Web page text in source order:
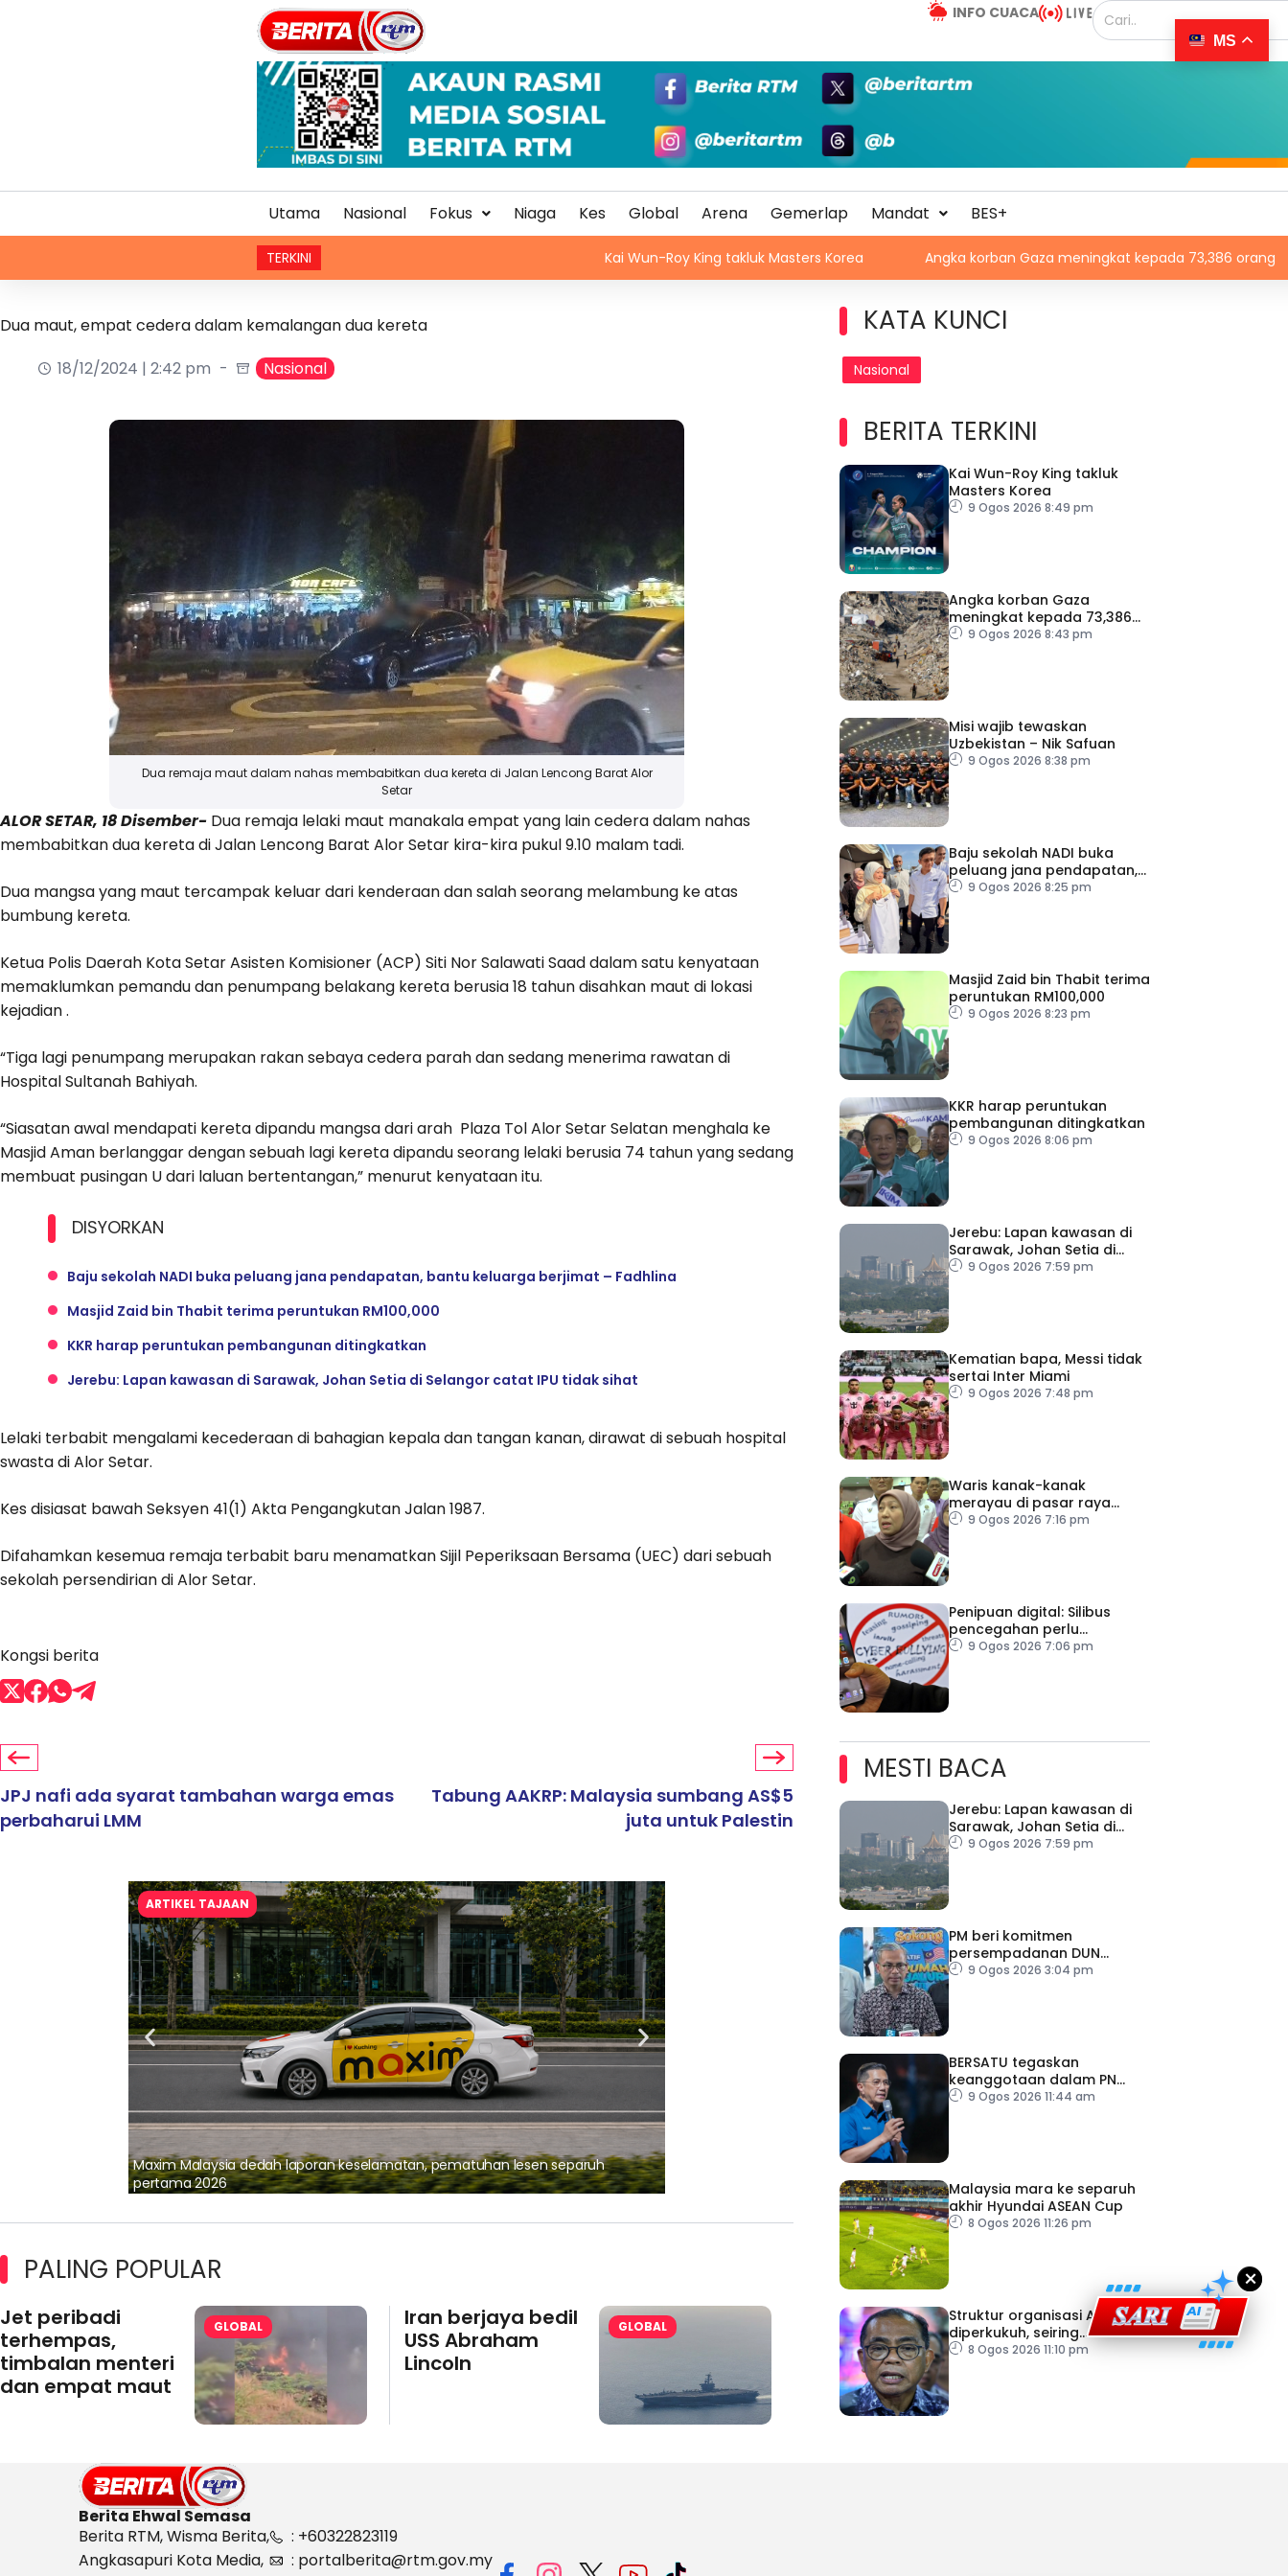
INFO CUACA
Utama Nasional Fokus Niaga Kes Global Arena Gemerlap Mandat BES+
TERKINI Kai Wun-Roy King takluk Masters Korea Angka korban Gaza meningkat kepada 73,386 orang Misi
Dua maut, empat cedera dalam kemalangan dua kereta
18/12/2024 | 2:42 pm
Nasional
Dua remaja maut dalam nahas membabitkan dua kereta di Jalan Lencong Barat Alor
Setar
ALOR SETAR, 18 Disember- Dua remaja lelaki maut manakala empat yang lain cedera dalam nahas
membabitkan dua kereta di Jalan Lencong Barat Alor Setar kira-kira pukul 9.10 malam tadi.
Dua mangsa yang maut tercampak keluar dari kenderaan dan salah seorang melambung ke atas
bumbung kereta.
Ketua Polis Daerah Kota Setar Asisten Komisioner (ACP) Siti Nor Salawati Saad dalam satu kenyataan
memaklumkan pemandu dan penumpang belakang kereta berusia 18 tahun disahkan maut di lokasi
kejadian .
“Tiga lagi penumpang merupakan rakan sebaya cedera parah dan sedang menerima rawatan di
Hospital Sultanah Bahiyah.
“Siasatan awal mendapati kereta dipandu mangsa dari arah Plaza Tol Alor Setar Selatan menghala ke
Masjid Aman berlanggar dengan sebuah lagi kereta dipandu seorang lelaki berusia 74 tahun yang sedang
membuat pusingan U dari laluan bertentangan,” menurut kenyataan itu.
DISYORKAN
Baju sekolah NADI buka peluang jana pendapatan, bantu keluarga berjimat – Fadhlina
Masjid Zaid bin Thabit terima peruntukan RM100,000
KKR harap peruntukan pembangunan ditingkatkan
Jerebu: Lapan kawasan di Sarawak, Johan Setia di Selangor catat IPU tidak sihat
Lelaki terbabit mengalami kecederaan di bahagian kepala dan tangan kanan, dirawat di sebuah hospital
swasta di Alor Setar.
Kes disiasat bawah Seksyen 41(1) Akta Pengangkutan Jalan 1987.
Difahamkan kesemua remaja terbabit baru menamatkan Sijil Peperiksaan Bersama (UEC) dari sebuah
sekolah persendirian di Alor Setar.
Kongsi berita
JPJ nafi ada syarat tambahan warga emas
perbaharui LMM
Tabung AAKRP: Malaysia sumbang AS$5
juta untuk Palestin
ARTIKEL TAJAAN
Maxim Malaysia dedah laporan keselamatan, pematuhan lesen separuh
pertama 2026
Ajinomoto (Malaysia) Berhad Perkasa SCORE Marathon 2026 Melalui Kerjasama
aminoVITAL® Bersama Pempengaruh Larian Antarabangsa
PALING POPULAR
Jet peribadi
terhempas,
timbalan menteri
dan empat maut
GLOBAL
Iran berjaya bedil
USS Abraham
Lincoln
GLOBAL
KATA KUNCI
Nasional
BERITA TERKINI
Kai Wun-Roy King takluk
Masters Korea
9 Ogos 2026 8:49 pm
Angka korban Gaza
meningkat kepada 73,386
orang
9 Ogos 2026 8:43 pm
Misi wajib tewaskan
Uzbekistan – Nik Safuan
9 Ogos 2026 8:38 pm
Baju sekolah NADI buka
peluang jana pendapatan,
bantu keluarga berjimat –
9 Ogos 2026 8:25 pm
Masjid Zaid bin Thabit terima
peruntukan RM100,000
9 Ogos 2026 8:23 pm
KKR harap peruntukan
pembangunan ditingkatkan
9 Ogos 2026 8:06 pm
Jerebu: Lapan kawasan di
Sarawak, Johan Setia di
Selangor catat IPU tidak
9 Ogos 2026 7:59 pm
Kematian bapa, Messi tidak
sertai Inter Miami
9 Ogos 2026 7:48 pm
Waris kanak-kanak
merayau di pasar raya
Terengganu diminta tampil
9 Ogos 2026 7:16 pm
Penipuan digital: Silibus
pencegahan perlu
diperkenalkan – PPIM
9 Ogos 2026 7:06 pm
MESTI BACA
Jerebu: Lapan kawasan di
Sarawak, Johan Setia di
Selangor catat IPU tidak
9 Ogos 2026 7:59 pm
PM beri komitmen
persempadanan DUN
Sarawak, minta laporan SPR
9 Ogos 2026 3:04 pm
BERSATU tegaskan
keanggotaan dalam PN
masih sah
9 Ogos 2026 11:44 am
Malaysia mara ke separuh
akhir Hyundai ASEAN Cup
8 Ogos 2026 11:26 pm
Struktur organisasi ATM
diperkukuh, seiring
pemodenan aset
8 Ogos 2026 11:10 pm
×
Berita Ehwal Semasa
Berita RTM, Wisma Berita,
Angkasapuri Kota Media,
: +60322823119
: portalberita@rtm.gov.my
MS